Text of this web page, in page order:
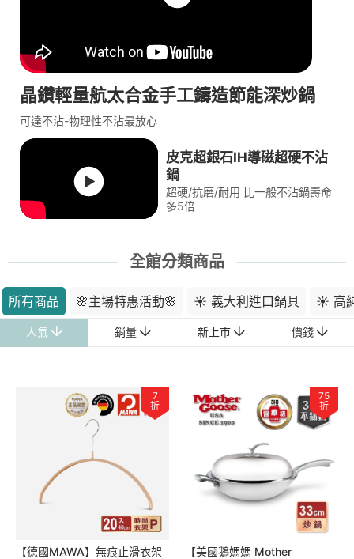
晶鑽輕量航太合金手工鑄造節能深炒鍋
可達不沾-物理性不沾最放心
皮克超銀石IH導磁超硬不沾
鍋
超硬/抗磨/耐用 比一般不沾鍋壽命
多5倍
全館分類商品
所有商品 🌸主場特惠活動🌸 ☀ 義大利進口鍋具 ☀ 高
人氣 銷量 新上市 價錢
7
折
【德國MAWA】無痕止滑衣架
75
折
【美國鵝媽媽 Mother